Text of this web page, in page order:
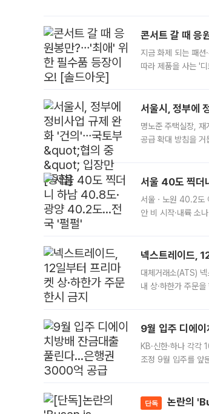
콘서트 갈 때 응
지금 화제 되는 패
따라 제품을 사는 '
서울시, 정부에
명노준 주택실장, 재
공급 확대 방침을 거
서울 40도 찍
서울ㆍ노원 40.2도
안 비 시작·내륙 소
넥스트레이드,
대체거래소(ATS)
내 상·하한가 주문
9월 입주 디에
KB·신한·하나 각
조정 9월 입주를 앞
단독 논란의